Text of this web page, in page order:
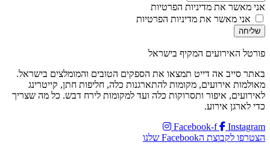
אני מאשר את מדיניות הפרטיות
אני מאשר את מדיניות הפרטיות
שליחה
פורטל האירועים המקיף בישראל
באתר סייב אה דייט תמצאו את הספקים הטובים והמומלצים בישראל.
מאולמות אירועים, מקומות להתארגנות כלה, חליפות חתן, קייטרינג
לאירועים, איפור ותסרוקות כלה ועד למקומות לירח דבש. כל מה שצריך
כדי לארגן אירוע.
Facebook-f
Instagram
הצטרפו לקבוצת הFacebook שלנו